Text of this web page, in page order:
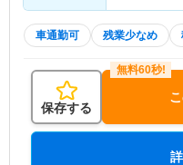
車通勤可 残業少なめ
保存する